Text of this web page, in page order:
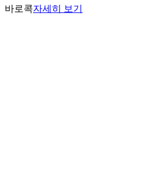
바로콕자세히 보기